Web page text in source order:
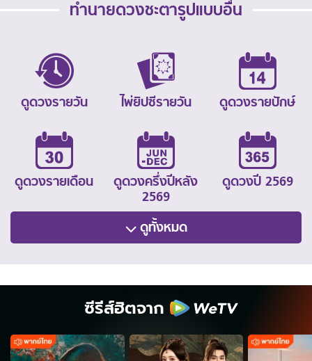
ทำนายดวงชะตารูปแบบอื่น
ดูดวงรายวัน ไพ่ยิปซีรายวัน ดูดวงรายปักษ์
ดูดวงรายเดือน
ดูดวงครึ่งปีหลัง
2569
ดูดวงปี 2569
ดูทั้งหมด
ซีรีส์ฮิตจาก